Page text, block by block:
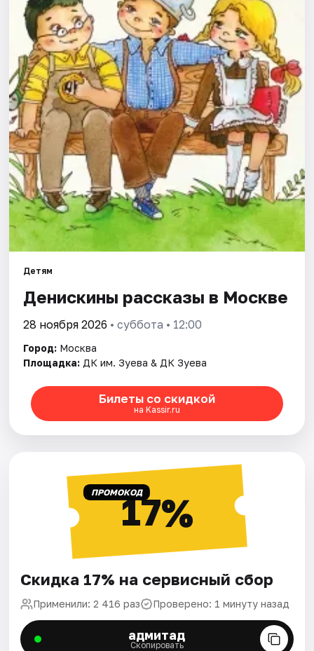
Города
Площадки
Артисты
Рейтинги
Детям
Денискины рассказы в Москве
28 ноября 2026 • суббота • 12:00
Город: Москва
Площадка: ДК им. Зуева & ДК Зуева
Билеты со скидкой
на Kassir.ru
ПРОМОКОД17%
Скидка 17% на сервисный сбор
Применили: 2 416 раз Проверено: 1 минуту назад
адмитад
Скопировать